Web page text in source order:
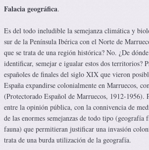
Falacia geográfica.
Es del todo ineludible la semejanza climática y
sur de la Península Ibérica con el Norte de
que se trata de una región histórica? No. ¿De
identificar, semejar e igualar estos dos territorios?
españoles de finales del siglo XIX que vieron
España expandirse colonialmente en Marruecos,
(Protectorado Español de Marruecos, 1912-1956).
entre la opinión pública, con la connivencia de
de las enormes semejanzas de todo tipo
fauna) que permitieran justificar una invasión
trata de una burda utilización de la geografía.